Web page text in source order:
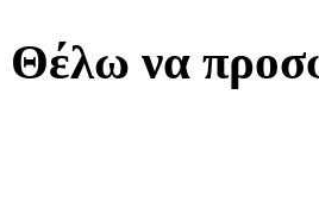
Θέλω να